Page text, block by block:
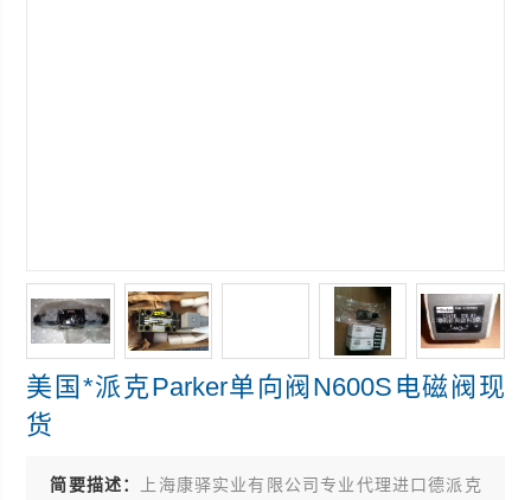
美国*派克Parker单向阀N600S电磁阀现
货
简要描述：
上海康驿实业有限公司专业代理进口德派克